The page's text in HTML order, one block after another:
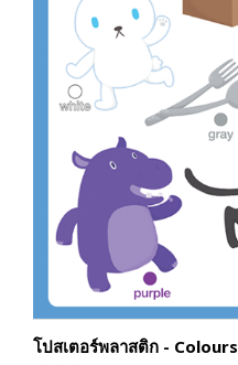
โปสเตอร์พลาสติก - Colours